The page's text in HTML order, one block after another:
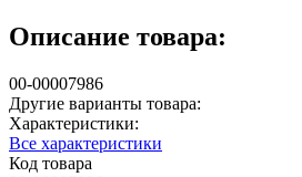
Описание товара:
00-00007986
Другие варианты товара:
Характеристики:
Все характеристики
Код товара